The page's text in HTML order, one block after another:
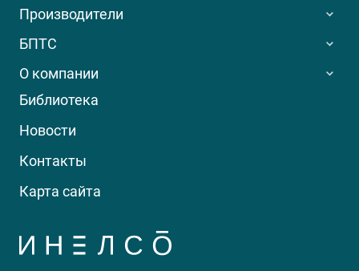
Производители
БПТС
О компании
Библиотека
Новости
Контакты
Карта сайта